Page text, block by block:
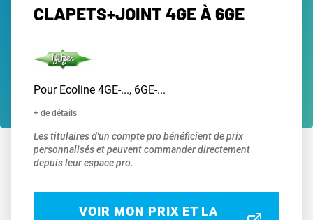
CLAPETS+JOINT 4GE À 6GE
Pour Ecoline 4GE-..., 6GE-...
+ de détails
Les titulaires d'un compte pro bénéficient de prix
personnalisés et peuvent commander directement
depuis leur espace pro.
VOIR MON PRIX ET LA